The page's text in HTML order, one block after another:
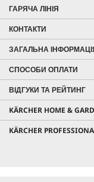
ГАРЯЧА ЛІНІЯ
КОНТАКТИ
ЗАГАЛЬНА
СПОСОБИ ОПЛАТИ
ВІДГУКИ ТА РЕЙТИНГ
KÄRCHER HOME &
KÄRCHER